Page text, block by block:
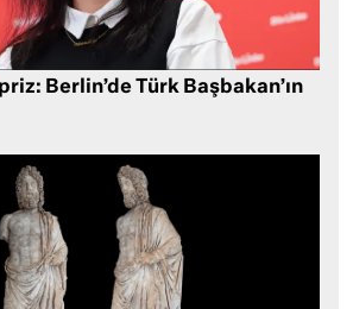
Berlin’de Türk Başbakan’ın